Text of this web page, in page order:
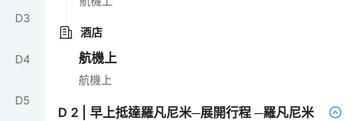
D3
D4
D5
酒店
航機上
航機上
D 2 |早上抵達羅凡尼米─展開行程 ─羅凡尼米